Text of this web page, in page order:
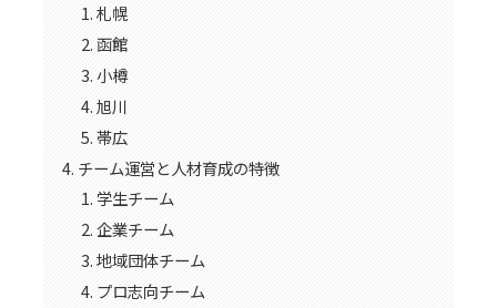
札幌
函館
小樽
旭川
帯広
チーム運営と人材育成の特徴
学生チーム
企業チーム
地域団体チーム
プロ志向チーム